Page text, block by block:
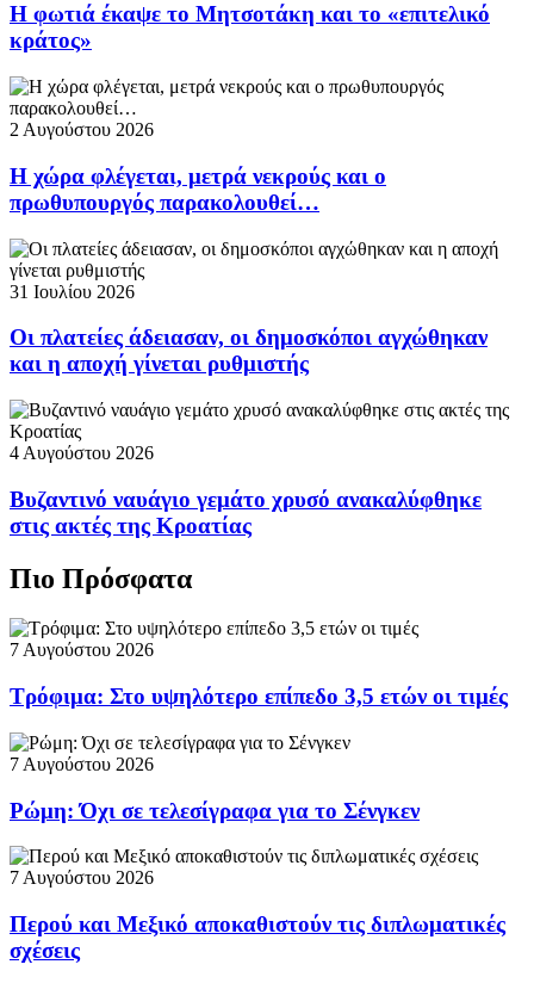
Η φωτιά έκαψε το Μητσοτάκη και το «επιτελικό
κράτος»
2 Αυγούστου 2026
Η χώρα φλέγεται, μετρά νεκρούς και ο
πρωθυπουργός παρακολουθεί…
31 Ιουλίου 2026
Οι πλατείες άδειασαν, οι δημοσκόποι αγχώθηκαν
και η αποχή γίνεται ρυθμιστής
4 Αυγούστου 2026
Βυζαντινό ναυάγιο γεμάτο χρυσό ανακαλύφθηκε
στις ακτές της Κροατίας
Πιο Πρόσφατα
7 Αυγούστου 2026
Τρόφιμα: Στο υψηλότερο επίπεδο 3,5 ετών οι τιμές
7 Αυγούστου 2026
Ρώμη: Όχι σε τελεσίγραφα για το Σένγκεν
7 Αυγούστου 2026
Περού και Μεξικό αποκαθιστούν τις διπλωματικές
σχέσεις